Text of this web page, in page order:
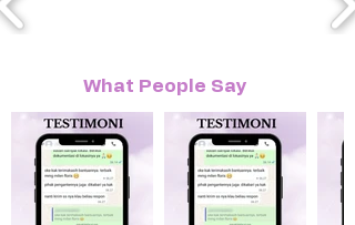
What People Say